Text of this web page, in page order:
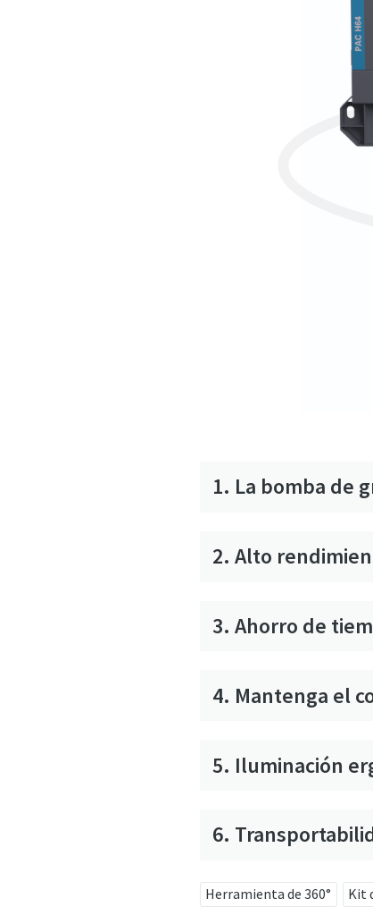
1. La bomba de
2. Alto
3. Ahorro de
4. Mantenga el
5. Iluminación
6.
Herramienta de 360° Kit